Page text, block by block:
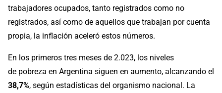
trabajadores ocupados, tanto registrados como no
registrados, así como de aquellos que trabajan por cuenta
propia, la inflación aceleró estos números.
En los primeros tres meses de 2.023, los niveles
de pobreza en Argentina siguen en aumento, alcanzando el
38,7%, según estadísticas del organismo nacional. La